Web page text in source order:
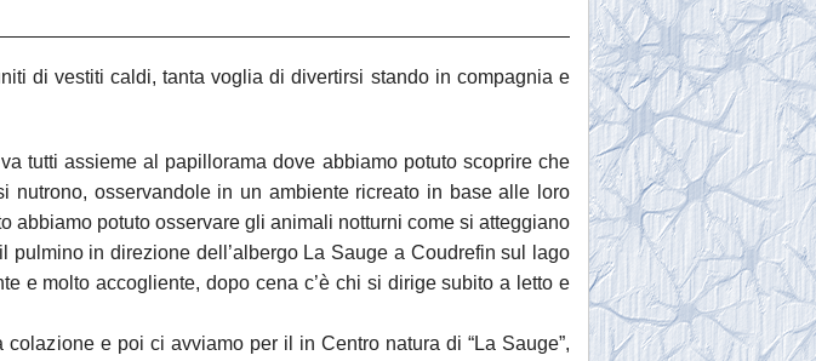
di vestiti caldi, tanta voglia di divertirsi stando in compagnia e
tutti assieme al papillorama dove abbiamo potuto scoprire che
osservandole in un ambiente ricreato in base alle loro
abbiamo potuto osservare gli animali notturni come si atteggiano
in direzione dell’albergo La Sauge a Coudrefin sul lago
e molto accogliente, dopo cena c’è chi si dirige subito a letto e
e poi ci avviamo per il in Centro natura di “La Sauge”,